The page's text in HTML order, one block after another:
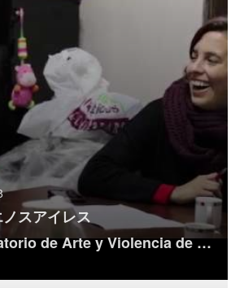
スアイレス
de Arte y Violencia de …